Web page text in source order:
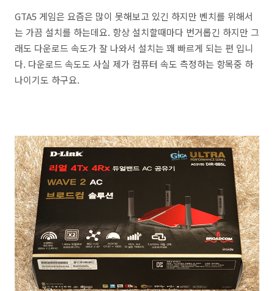
GTA5 게임은 요즘은 많이 못해보고 있긴 하지만 벤치를 위해서
는 가끔 설치를 하는데요. 항상 설치할때마다 번거롭긴 하지만 그
래도 다운로드 속도가 잘 나와서 설치는 꽤 빠르게 되는 편 입니
다. 다운로드 속도도 사실 제가 컴퓨터 속도 측정하는 항목중 하
나이기도 하구요.